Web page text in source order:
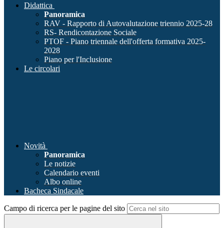
Didattica
Panoramica
RAV - Rapporto di Autovalutazione triennio 2025-28
RS- Rendicontazione Sociale
PTOF - Piano triennale dell'offerta formativa 2025-
2028
Piano per l'Inclusione
Le circolari
Novità
Panoramica
Le notizie
Calendario eventi
Albo online
Bacheca Sindacale
Campo di ricerca per le pagine del sito